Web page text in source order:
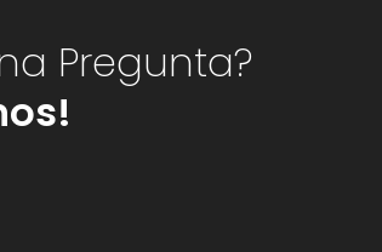
Pregunta?